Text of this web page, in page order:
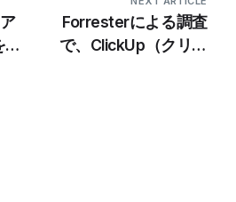
リ
Forresterによる調査
で、ClickUp（クリッ